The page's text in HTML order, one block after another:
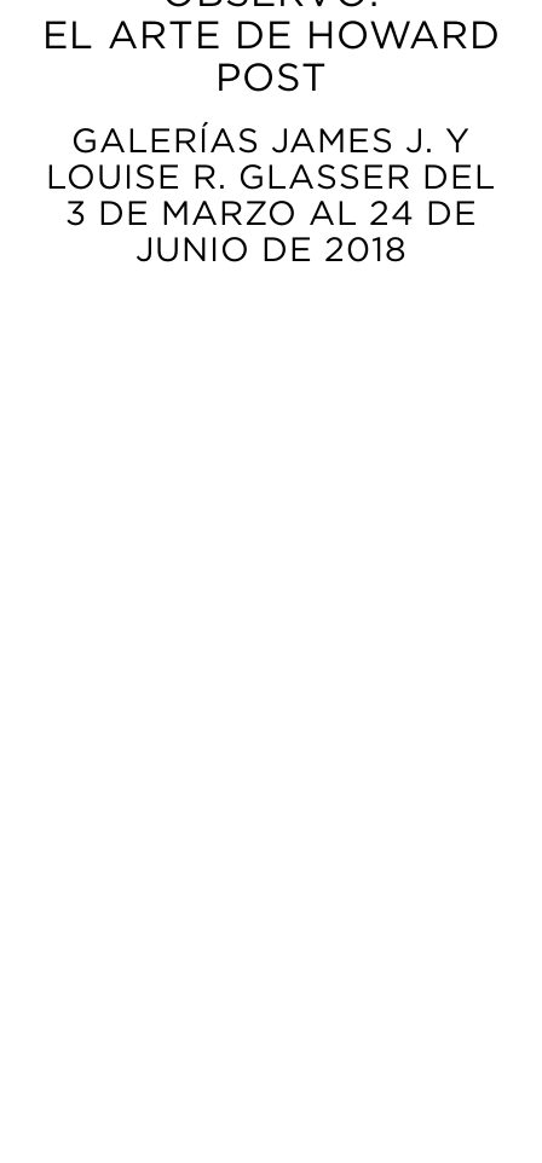
EL ARTE DE HOWARD
POST
GALERÍAS JAMES J. Y
LOUISE R. GLASSER DEL
3 DE MARZO AL 24 DE
JUNIO DE 2018